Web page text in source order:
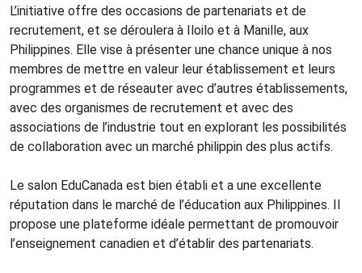
L’initiative offre des occasions de partenariats et de
recrutement, et se déroulera à Iloilo et à Manille, aux
Philippines. Elle vise à présenter une chance unique à nos
membres de mettre en valeur leur établissement et leurs
programmes et de réseauter avec d’autres établissements,
avec des organismes de recrutement et avec des
associations de l’industrie tout en explorant les possibilités
de collaboration avec un marché philippin des plus actifs.
Le salon EduCanada est bien établi et a une excellente
réputation dans le marché de l’éducation aux Philippines. Il
propose une plateforme idéale permettant de promouvoir
l’enseignement canadien et d’établir des partenariats.